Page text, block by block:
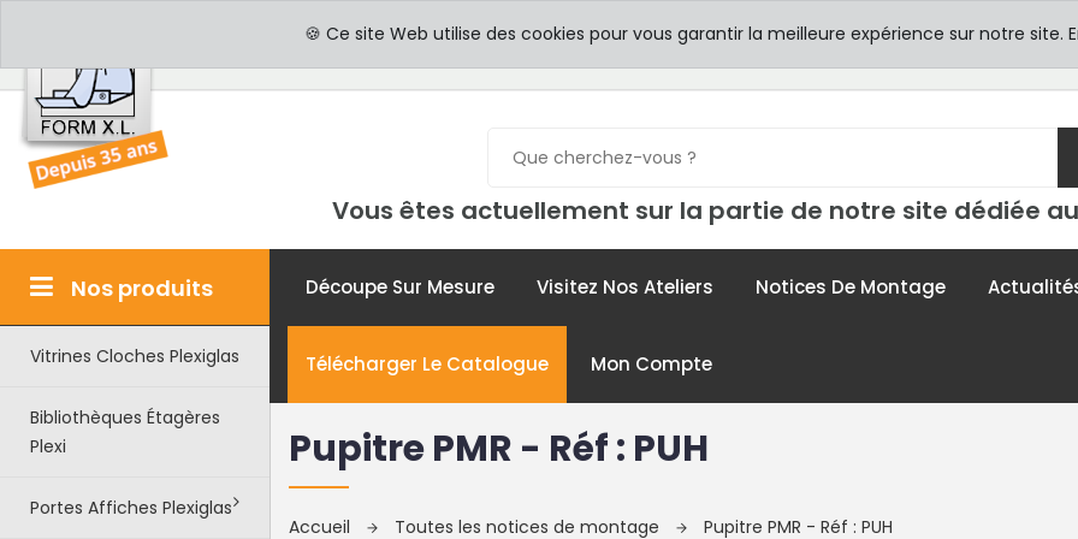
PROFESSIONNELS PARTICULIERS 8h00 -
Vous êtes actuellement sur la partie de notre site dédiée
Nos produits
Vitrines Cloches Plexiglas
Bibliothèques Étagères
Plexi
Portes Affiches Plexiglas
Découpe Sur Mesure Visitez Nos Ateliers Notices De Montage
Télécharger Le Catalogue Mon Compte
Pupitre PMR - Réf : PUH
Accueil Toutes les notices de montage Pupitre PMR - Réf : PUH
🍪 Ce site Web utilise des cookies pour vous garantir la meilleure expérience sur notre site.